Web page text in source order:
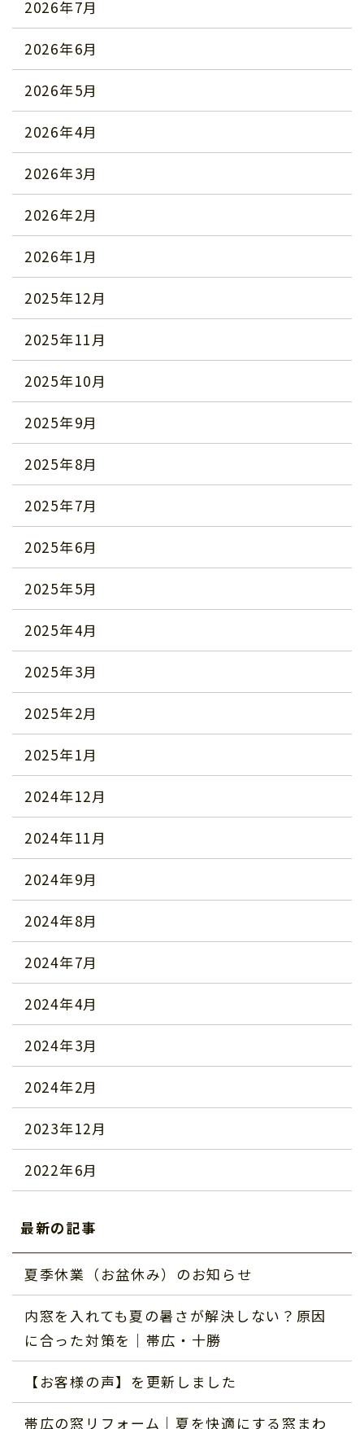
2026年7月
2026年6月
2026年5月
2026年4月
2026年3月
2026年2月
2026年1月
2025年12月
2025年11月
2025年10月
2025年9月
2025年8月
2025年7月
2025年6月
2025年5月
2025年4月
2025年3月
2025年2月
2025年1月
2024年12月
2024年11月
2024年9月
2024年8月
2024年7月
2024年4月
2024年3月
2024年2月
2023年12月
2022年6月
最新の記事
夏季休業（お盆休み）のお知らせ
内窓を入れても夏の暑さが解決しない？原因
に合った対策を｜帯広・十勝
【お客様の声】を更新しました
帯広の窓リフォーム｜夏を快適にする窓まわ